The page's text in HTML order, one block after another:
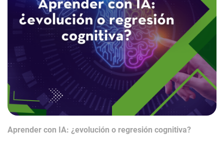
Aprender con IA: ¿evolución o regresión cognitiva?